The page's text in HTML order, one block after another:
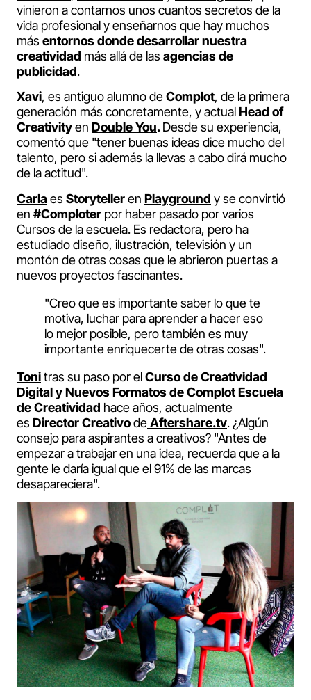
vinieron a contarnos unos cuantos secretos de la
vida profesional y enseñarnos que hay muchos
más entornos donde desarrollar nuestra
creatividad más allá de las agencias de
publicidad.
Xavi, es antiguo alumno deComplot, de la primera
generación más concretamente, y actualHead of
Creativityen Double You.Desde su experiencia,
comentó que "tener buenas ideas dice mucho del
talento, pero si además la llevas a cabo dirá mucho
de la actitud".
Carlaes Storytelleren Playground y se convirtió
en #Comploter por haber pasado por varios
Cursos de la escuela. Es redactora, pero ha
estudiado diseño, ilustración, televisión y un
montón de otras cosas que le abrieron puertas a
nuevos proyectos fascinantes.
"Creo que es importante saber lo que te
motiva, luchar para aprender a hacer eso
lo mejor posible, pero también es muy
importante enriquecerte de otras cosas".
Tonitras su paso por elCurso de Creatividad
Digital y Nuevos Formatos de Complot Escuela
de Creatividad hace años, actualmente
es Director CreativodeAftershare.tv. ¿Algún
consejo para aspirantes a creativos? "Antes de
empezar a trabajar en una idea, recuerda que a la
gente le daría igual que el 91% de las marcas
desapareciera".